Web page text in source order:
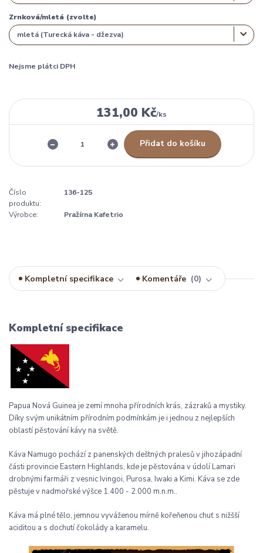
Zrnková/mletá (zvolte)
Nejsme plátci DPH
131,00 Kč/ks
Přidat do košíku
Číslo
produktu:
136-125
Výrobce: Pražírna Kafetrio
Kompletní specifikace Komentáře 0
Kompletní specifikace
Papua Nová Guinea je zemí mnoha přírodních krás, zázraků a mystiky.
Díky svým unikátním přírodním podmínkám je i jednou z nejlepších
oblastí pěstování kávy na světě.
Káva Namugo pochází z panenských deštných pralesů v jihozápadní
části provincie Eastern Highlands, kde je pěstována v údolí Lamari
drobnými farmáři z vesnic Ivingoi, Purosa, Iwaki a Kimi. Káva se zde
pěstuje v nadmořské výšce 1.400 - 2.000 m.n.m..
Káva má plné tělo, jemnou vyváženou mírně kořeňenou chuť s nižšší
aciditou a s dochutí čokolády a karamelu.